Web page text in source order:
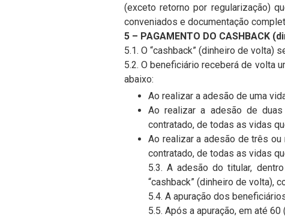
(exceto retorno por regularização)
conveniados e documentação
5 – PAGAMENTO DO CASHBACK
5.1. O “cashback” (dinheiro de volta)
5.2. O beneficiário receberá de volta
abaixo:
Ao realizar a adesão de uma
Ao realizar a adesão de
contratado, de todas as vidas
Ao realizar a adesão de três
contratado, de todas as vidas
5.3. A adesão do titular,
“cashback” (dinheiro de volta),
5.4. A apuração dos
5.5. Após a apuração, em até